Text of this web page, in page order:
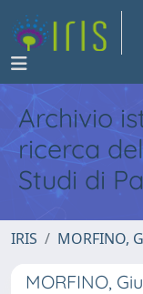
Archivio
ricerca
Studi di
IRIS MORFINO,
MORFINO,